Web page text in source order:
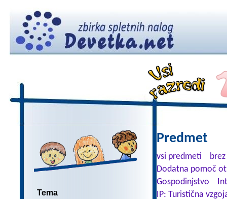
Tema
Predmet
vsi predmeti
Dodatna pomoč
Gospodinjstvo
IP: Turistična